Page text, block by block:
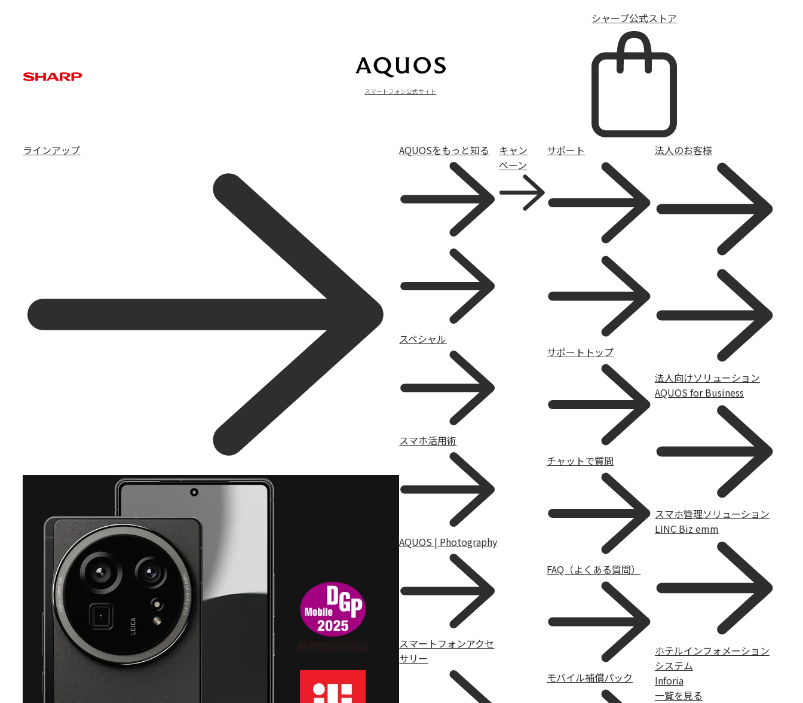
スマートフォン公式サイト
シャープ公式ストア
ラインアップ AQUOSをもっと知る
スペシャル
スマホ活用術
AQUOS | Photography
スマートフォンアクセ
サリー
キャン
ペーン
サポート
サポートトップ
チャットで質問
FAQ（よくある質問）
モバイル補償パック
法人のお客様
法人向けソリューション
AQUOS for Business
スマホ管理ソリューション
LINC Biz emm
ホテルインフォメーション
システム
Inforia
一覧を見る